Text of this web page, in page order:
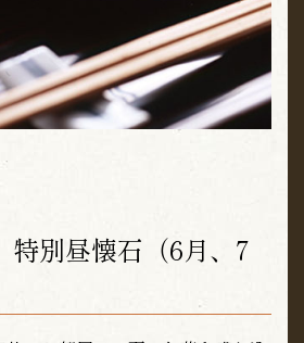
別昼懐石（6月、 7